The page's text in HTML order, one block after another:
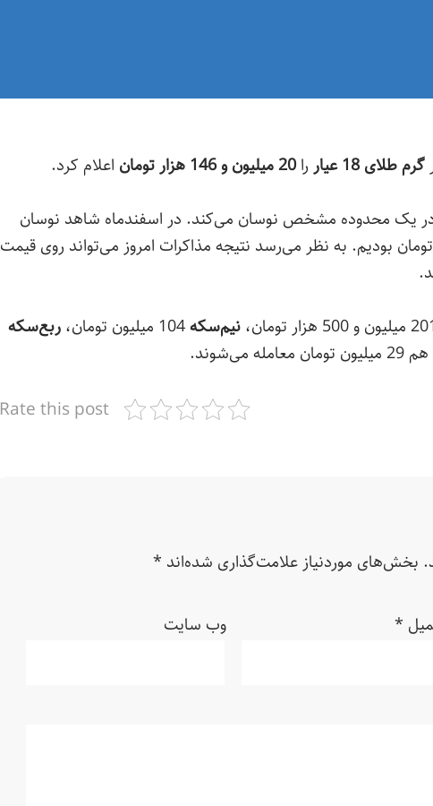
گرم طلای 18 عیار را20 میلیون و 146 هزار تومان اعلام کرد.
در یک محدوده مشخص نوسان می‌کند. در اسفندماه شاهد نوسان
عیار بین 18 تا 20 میلیون تومان بودیم. به نظر می‌رسد نتیجه مذاکرات امروز می‌تواند روی قیمت
نیم‌سکه
ربع‌سکه
هم 29 میلیون تومان معامله می‌شوند.
Rate this post
بخش‌های موردنیاز علامت‌گذاری شده‌اند *
* وب‌ سایت